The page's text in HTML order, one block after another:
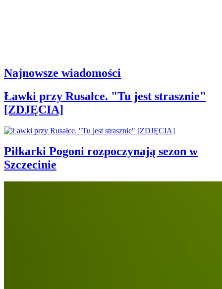
Najnowsze wiadomości
Ławki przy Rusałce. "Tu jest strasznie"
[ZDJĘCIA]
Piłkarki Pogoni rozpoczynają sezon w
Szczecinie